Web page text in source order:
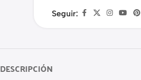
Seguir:
DESCRIPCIÓN